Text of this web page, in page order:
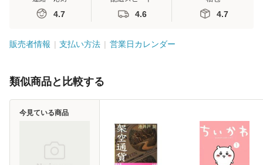
4.7 4.6 4.7
販売者情報 支払い方法 営業日カレンダー
類似商品と比較する
今見ている商品